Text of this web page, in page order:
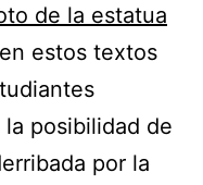
de la estatua
estos textos
posibilidad de
por la